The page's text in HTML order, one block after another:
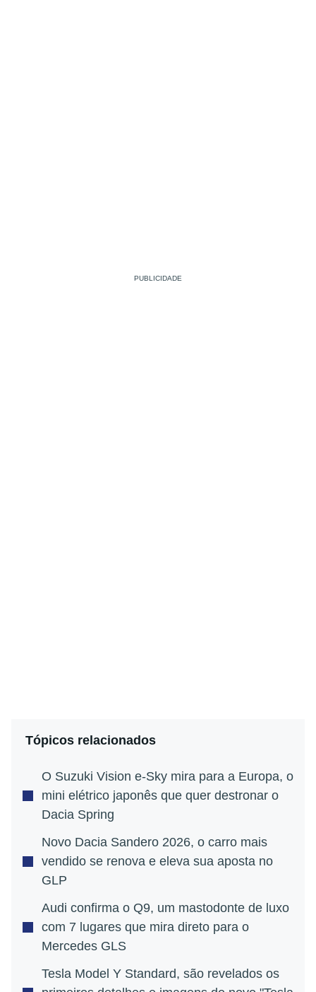
Tópicos relacionados
O Suzuki Vision e-Sky mira para a Europa, o
mini elétrico japonês que quer destronar o
Dacia Spring
Novo Dacia Sandero 2026, o carro mais
vendido se renova e eleva sua aposta no
GLP
Audi confirma o Q9, um mastodonte de luxo
com 7 lugares que mira direto para o
Mercedes GLS
Tesla Model Y Standard, são revelados os